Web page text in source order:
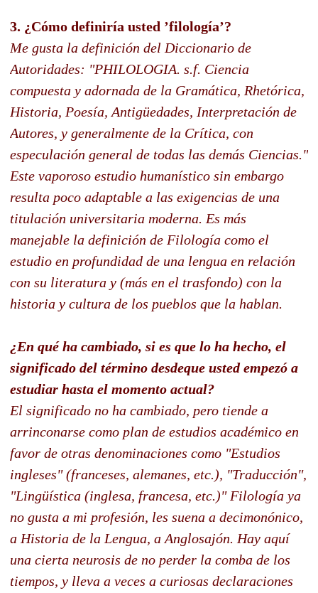
3. ¿Cómo definiría usted ’filología’?
Me gusta la definición del Diccionario de
Autoridades: "PHILOLOGIA. s.f. Ciencia
compuesta y adornada de la Gramática, Rhetórica,
Historia, Poesía, Antigüedades, Interpretación de
Autores, y generalmente de la Crítica, con
especulación general de todas las demás Ciencias."
Este vaporoso estudio humanístico sin embargo
resulta poco adaptable a las exigencias de una
titulación universitaria moderna. Es más
manejable la definición de Filología como el
estudio en profundidad de una lengua en relación
con su literatura y (más en el trasfondo) con la
historia y cultura de los pueblos que la hablan.
¿En qué ha cambiado, si es que lo ha hecho, el
significado del término desdeque usted empezó a
estudiar hasta el momento actual?
El significado no ha cambiado, pero tiende a
arrinconarse como plan de estudios académico en
favor de otras denominaciones como "Estudios
ingleses" (franceses, alemanes, etc.), "Traducción",
"Lingüística (inglesa, francesa, etc.)" Filología ya
no gusta a mi profesión, les suena a decimonónico,
a Historia de la Lengua, a Anglosajón. Hay aquí
una cierta neurosis de no perder la comba de los
tiempos, y lleva a veces a curiosas declaraciones